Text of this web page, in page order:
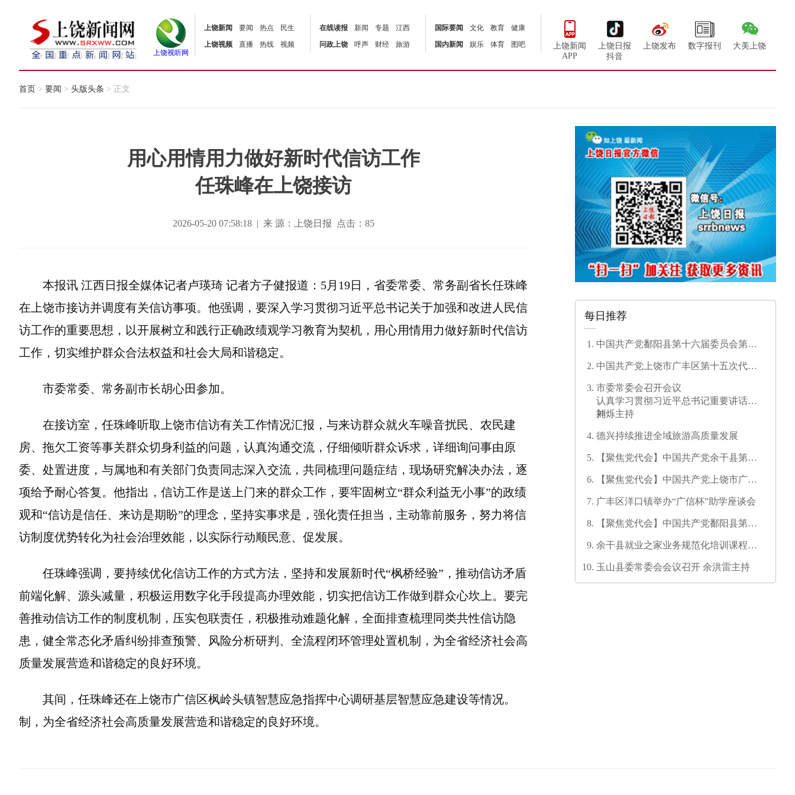
上饶视听网
上饶新闻 要闻 热点
民生
上饶视频
直播 热线 视频
在线读报 新闻 专题
江西
问政上饶
呼声 财经 旅游
国际要闻 文化 教育
健康
国内新闻
娱乐 体育 图吧
上饶新闻
APP
上饶日报
抖音
上饶发布 数字报刊 大美上饶
首页 > 要闻 > 头版头条 > 正文
用心用情用力做好新时代信访工作
任珠峰在上饶接访
2026-05-20 07:58:18 | 来 源：上饶日报 点击： 85
本报讯 江西日报全媒体记者卢瑛琦 记者方子健报道：5月19日，省委常委、常务副省长任珠峰
在上饶市接访并调度有关信访事项。他强调，要深入学习贯彻习近平总书记关于加强和改进人民信
访工作的重要思想，以开展树立和践行正确政绩观学习教育为契机，用心用情用力做好新时代信访
工作，切实维护群众合法权益和社会大局和谐稳定。
市委常委、常务副市长胡心田参加。
在接访室，任珠峰听取上饶市信访有关工作情况汇报，与来访群众就火车噪音扰民、农民建
房、拖欠工资等事关群众切身利益的问题，认真沟通交流，仔细倾听群众诉求，详细询问事由原
委、处置进度，与属地和有关部门负责同志深入交流，共同梳理问题症结，现场研究解决办法，逐
项给予耐心答复。他指出，信访工作是送上门来的群众工作，要牢固树立“群众利益无小事”的政绩
观和“信访是信任、来访是期盼”的理念，坚持实事求是，强化责任担当，主动靠前服务，努力将信
访制度优势转化为社会治理效能，以实际行动顺民意、促发展。
任珠峰强调，要持续优化信访工作的方式方法，坚持和发展新时代“枫桥经验”，推动信访矛盾
前端化解、源头减量，积极运用数字化手段提高办理效能，切实把信访工作做到群众心坎上。要完
善推动信访工作的制度机制，压实包联责任，积极推动难题化解，全面排查梳理同类共性信访隐
患，健全常态化矛盾纠纷排查预警、风险分析研判、全流程闭环管理处置机制，为全省经济社会高
质量发展营造和谐稳定的良好环境。
其间，任珠峰还在上饶市广信区枫岭头镇智慧应急指挥中心调研基层智慧应急建设等情况。
制，为全省经济社会高质量发展营造和谐稳定的良好环境。
每日推荐
中国共产党鄱阳县第十六届委员会第一
中国共产党上饶市广丰区第十五次代表
市委常委会召开会议
认真学习贯彻习近平总书记重要讲话精
神
刘烁主持
德兴持续推进全域旅游高质量发展
【聚焦党代会】中国共产党余干县第十
【聚焦党代会】中国共产党上饶市广信
广丰区洋口镇举办“广信杯”助学座谈会
【聚焦党代会】中国共产党鄱阳县第十
余干县就业之家业务规范化培训课程开
玉山县委常委会会议召开 余洪雷主持